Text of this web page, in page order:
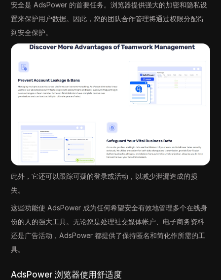
安全是 AdsPower 的首要任务。浏览器提供强大的加密和隐私设
置来保护用户数据。因此，您的团队合作管理将通过权限分配得
到安全保护。
此外，它还可以跟踪可疑的登录或活动，以减少泄漏造成的损
失。
这些功能使 AdsPower 成为任何希望安全有效地管理多个在线身
份的人的强大工具。无论您是处理社交媒体帐户、电子商务资料
还是广告活动，AdsPower 都提供了保持匿名和简化作所需的工
具。
AdsPower 浏览器使用舒适度